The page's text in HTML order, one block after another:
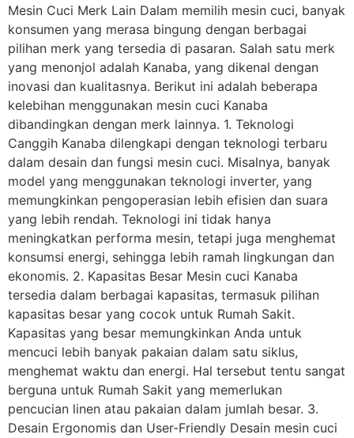
Mesin Cuci Merk Lain Dalam memilih mesin cuci, banyak
konsumen yang merasa bingung dengan berbagai
pilihan merk yang tersedia di pasaran. Salah satu merk
yang menonjol adalah Kanaba, yang dikenal dengan
inovasi dan kualitasnya. Berikut ini adalah beberapa
kelebihan menggunakan mesin cuci Kanaba
dibandingkan dengan merk lainnya. 1. Teknologi
Canggih Kanaba dilengkapi dengan teknologi terbaru
dalam desain dan fungsi mesin cuci. Misalnya, banyak
model yang menggunakan teknologi inverter, yang
memungkinkan pengoperasian lebih efisien dan suara
yang lebih rendah. Teknologi ini tidak hanya
meningkatkan performa mesin, tetapi juga menghemat
konsumsi energi, sehingga lebih ramah lingkungan dan
ekonomis. 2. Kapasitas Besar Mesin cuci Kanaba
tersedia dalam berbagai kapasitas, termasuk pilihan
kapasitas besar yang cocok untuk Rumah Sakit.
Kapasitas yang besar memungkinkan Anda untuk
mencuci lebih banyak pakaian dalam satu siklus,
menghemat waktu dan energi. Hal tersebut tentu sangat
berguna untuk Rumah Sakit yang memerlukan
pencucian linen atau pakaian dalam jumlah besar. 3.
Desain Ergonomis dan User-Friendly Desain mesin cuci